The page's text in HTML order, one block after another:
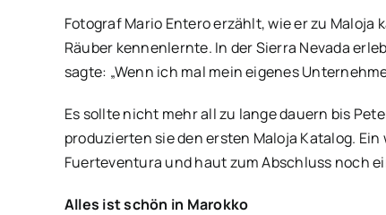
Fotograf Mario Entero erzählt, wie er zu Maloja
Räuber kennenlernte. In der Sierra Nevada
sagte: „Wenn ich mal mein eigenes
Es sollte nicht mehr all zu lange dauern bis
produzierten sie den ersten Maloja Katalog.
Fuerteventura und haut zum Abschluss noch
Alles ist schön in Marokko